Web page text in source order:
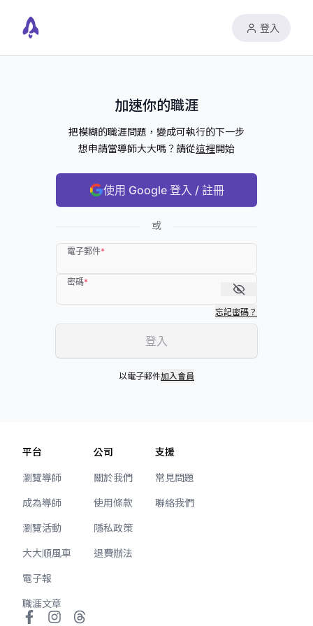
登入
加速你的職涯
把模糊的職涯問題，變成可執行的下一步
想申請當導師大大嗎？請從這裡開始
使用 Google 登入 / 註冊
或
電子郵件*
密碼*
忘記密碼？
登入
以電子郵件加入會員
平台
瀏覽導師
成為導師
瀏覽活動
大大順風車
電子報
職涯文章
公司
關於我們
使用條款
隱私政策
退費辦法
支援
常見問題
聯絡我們